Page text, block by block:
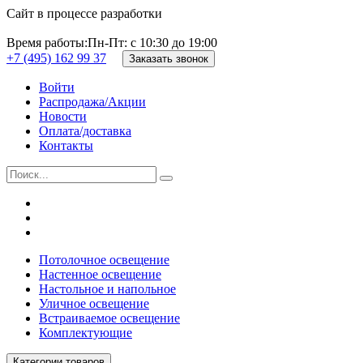
Сайт в процессе разработки
Время работы:Пн-Пт: с 10:30 до 19:00
+7 (495) 162 99 37
Заказать звонок
Войти
Распродажа/Акции
Новости
Оплата/доставка
Контакты
Потолочное освещение
Настенное освещение
Настольное и напольное
Уличное освещение
Встраиваемое освещение
Комплектующие